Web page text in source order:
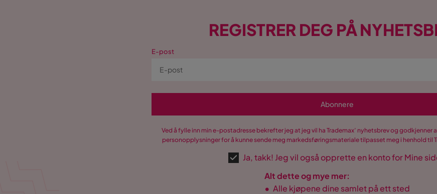
REGISTRER DEG PÅ
E-post
Abonnere
Ved å fylle inn min e-postadresse bekrefter jeg at jeg vil ha Trademax’ nyhetsbrev og godkjenner
personopplysninger for å kunne sende meg markedsføringsmateriale tilpasset meg i henhold til
Ja, takk! Jeg vil også opprette en konto for Mine
Alt dette og mye mer:
• Alle kjøpene dine samlet på ett sted